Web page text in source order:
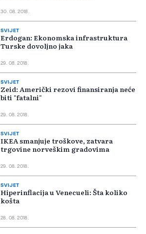
30. 08. 2018.
SVIJET
Erdogan: Ekonomska infrastruktura
Turske dovoljno jaka
29. 08. 2018.
SVIJET
Zeid: Američki rezovi finansiranja neće
biti "fatalni"
29. 08. 2018.
SVIJET
IKEA smanjuje troškove, zatvara
trgovine norveškim gradovima
29. 08. 2018.
SVIJET
Hiperinflacija u Venecueli: Šta koliko
košta
28. 08. 2018.